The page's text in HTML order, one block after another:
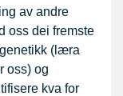
av andre
oss dei fremste
(læra
oss) og
kva for